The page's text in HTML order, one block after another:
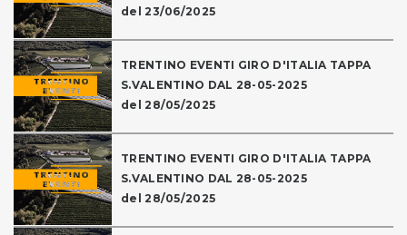
del 23/06/2025
TRENTINO EVENTI GIRO D'ITALIA TAPPA
S.VALENTINO DAL 28-05-2025
del 28/05/2025
TRENTINO EVENTI GIRO D'ITALIA TAPPA
S.VALENTINO DAL 28-05-2025
del 28/05/2025